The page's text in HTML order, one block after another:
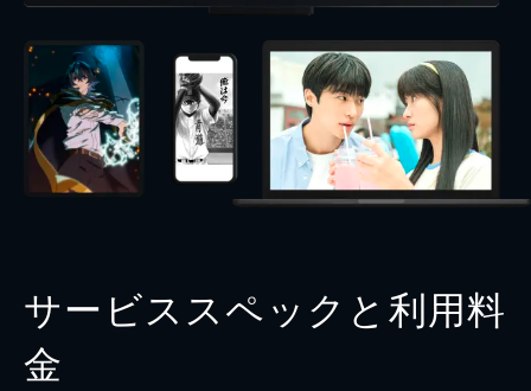
サービススペックと利用料
金